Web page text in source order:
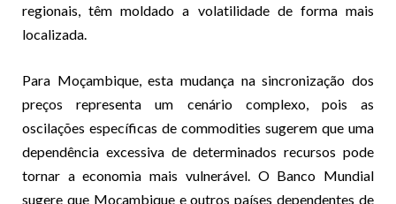
regionais, têm moldado a volatilidade de forma mais
localizada.
Para Moçambique, esta mudança na sincronização dos
preços representa um cenário complexo, pois as
oscilações específicas de commodities sugerem que uma
dependência excessiva de determinados recursos pode
tornar a economia mais vulnerável. O Banco Mundial
sugere que Moçambique e outros países dependentes de